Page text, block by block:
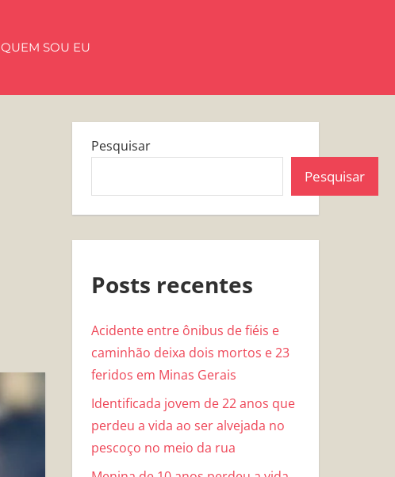
QUEM SOU EU
Pesquisar
Pesquisar
Posts recentes
Acidente entre ônibus de fiéis e
caminhão deixa dois mortos e 23
feridos em Minas Gerais
Identificada jovem de 22 anos que
perdeu a vida ao ser alvejada no
pescoço no meio da rua